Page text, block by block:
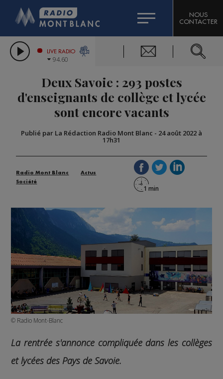
LES CHRONIQUES DE L'EXPERT
CITIZEN MACHINERY
GRAND MASSIF DOMAINES SKIABLES
BIGARD
COMPAGNIE DU MONT-BLANC
NOUS
CONTACTER
LIVE RADIO
94.60
Deux Savoie : 293 postes
d'enseignants de collège et lycée
sont encore vacants
Publié par La Rédaction Radio Mont Blanc - 24 août 2022 à
17h31
Radio Mont Blanc
Actus
Société
© Radio Mont-Blanc
La rentrée s'annonce compliquée dans les collèges
et lycées des Pays de Savoie.